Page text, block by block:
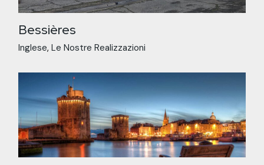
Bessières
Inglese Le Nostre Realizzazioni